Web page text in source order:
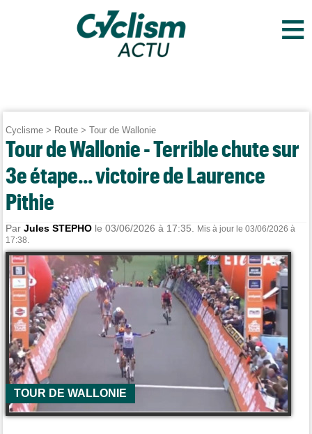
≡
Cyclisme > Route >Tour de Wallonie
Tour de Wallonie - Terrible chute sur
3e étape... victoire de Laurence
Pithie
ParJules STEPHO le 03/06/2026 à 17:35.
Mis à jour le 03/06/2026 à
17:38.
TOUR DE WALLONIE